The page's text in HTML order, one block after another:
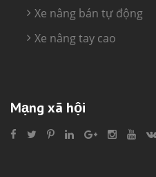
Xe nâng bán tự động
Xe nâng tay cao
Mạng xã hội